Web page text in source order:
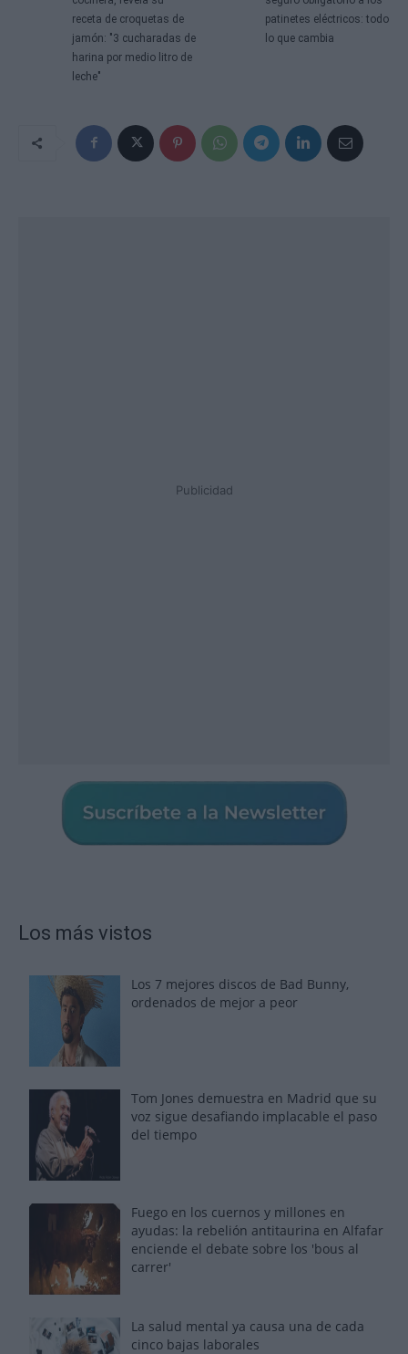
receta de croquetas de
jamón: "3 cucharadas de
harina por medio litro de
leche"
patinetes eléctricos: todo
lo que cambia
Publicidad
Los más vistos
Los 7 mejores discos de Bad Bunny,
ordenados de mejor a peor
Tom Jones demuestra en Madrid que su
voz sigue desafiando implacable el paso
del tiempo
Fuego en los cuernos y millones en
ayudas: la rebelión antitaurina en Alfafar
enciende el debate sobre los 'bous al
carrer'
La salud mental ya causa una de cada
cinco bajas laborales